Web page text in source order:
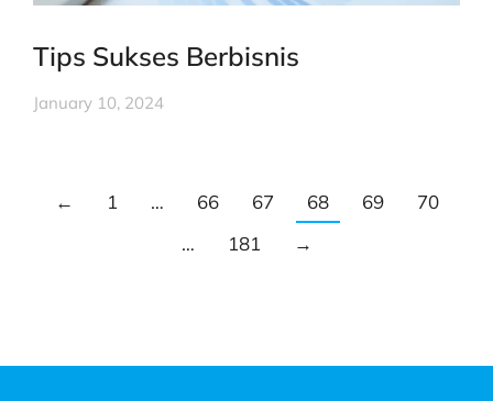
Tips Sukses Berbisnis
January 10, 2024
← 1 … 66 67 68 69
70
…
181 →